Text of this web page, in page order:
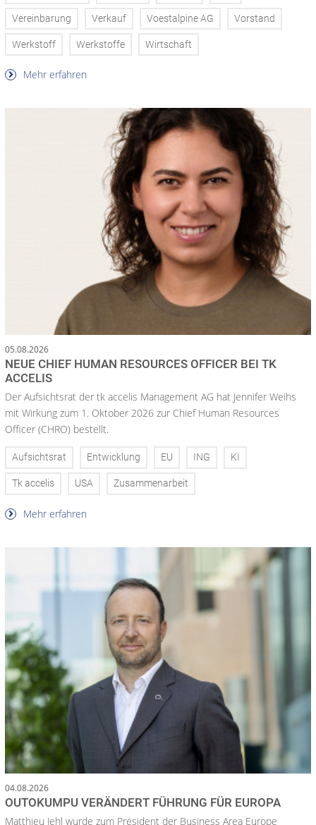
Vereinbarung Verkauf Voestalpine AG Vorstand
Werkstoff Werkstoffe Wirtschaft
Mehr erfahren
05.08.2026
NEUE CHIEF HUMAN RESOURCES OFFICER BEI TK
ACCELIS
Der Aufsichtsrat der tk accelis Management AG hat Jennifer Weihs
mit Wirkung zum 1. Oktober 2026 zur Chief Human Resources
Officer (CHRO) bestellt.
Aufsichtsrat Entwicklung EU ING KI
Tk accelis USA Zusammenarbeit
Mehr erfahren
04.08.2026
OUTOKUMPU VERÄNDERT FÜHRUNG FÜR EUROPA
Matthieu Jehl wurde zum President der Business Area Europe